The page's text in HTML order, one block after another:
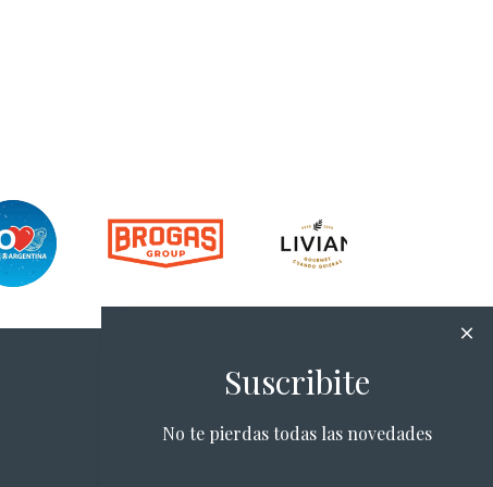
Suscribite
No te pierdas todas las novedades